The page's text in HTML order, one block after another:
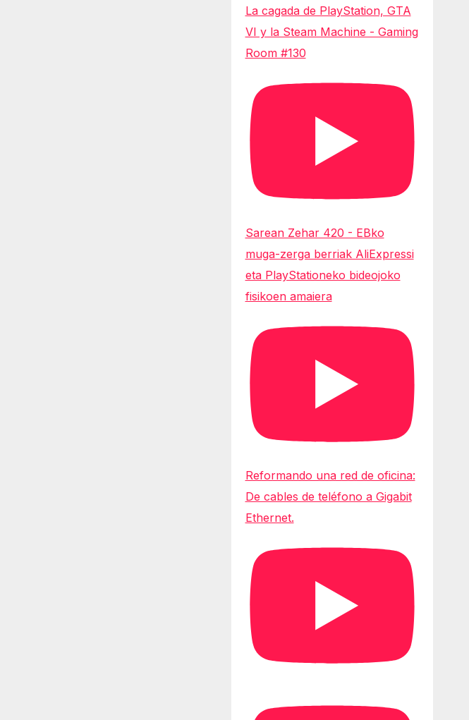
La cagada de PlayStation, GTA
VI y la Steam Machine - Gaming
Room #130
Sarean Zehar 420 - EBko
muga-zerga berriak AliExpressi
eta PlayStationeko bideojoko
fisikoen amaiera
Reformando una red de oficina:
De cables de teléfono a Gigabit
Ethernet.